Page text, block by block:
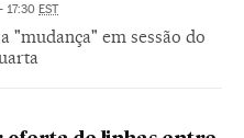
17:30 EST
"mudança" em sessão do